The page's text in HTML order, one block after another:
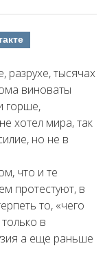
разрухе, тысячах
виноваты
горше,
хотел мира, так
но не в
что и те
протестуют, в
то, «чего
в
а еще раньше